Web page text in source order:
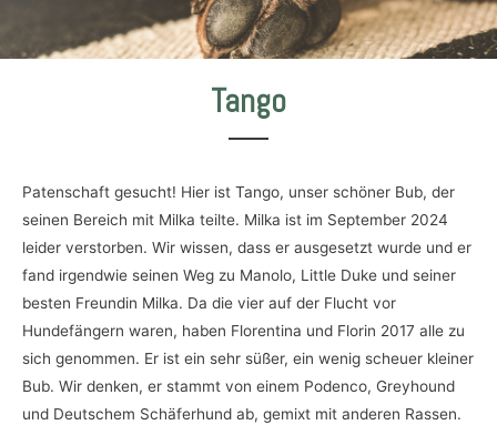
Tango
Patenschaft gesucht! Hier ist Tango, unser schöner Bub, der
seinen Bereich mit Milka teilte. Milka ist im September 2024
leider verstorben. Wir wissen, dass er ausgesetzt wurde und er
fand irgendwie seinen Weg zu Manolo, Little Duke und seiner
besten Freundin Milka. Da die vier auf der Flucht vor
Hundefängern waren, haben Florentina und Florin 2017 alle zu
sich genommen. Er ist ein sehr süßer, ein wenig scheuer kleiner
Bub. Wir denken, er stammt von einem Podenco, Greyhound
und Deutschem Schäferhund ab, gemixt mit anderen Rassen.